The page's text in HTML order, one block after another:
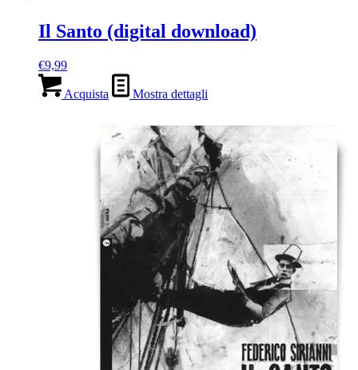
Il Santo (digital download)
€9,99
Acquista Mostra dettagli